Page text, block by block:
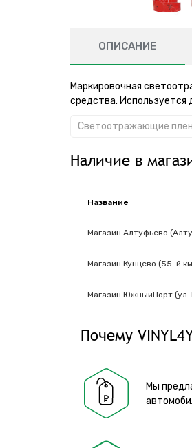
ОПИСАНИЕ
Маркировочная
средства. Используется
Светоотражающие
Наличие в
Название
Магазин Алтуфьево
Магазин Кунцево (55-й
Магазин ЮжныйПорт (ул.
Почему
Мы